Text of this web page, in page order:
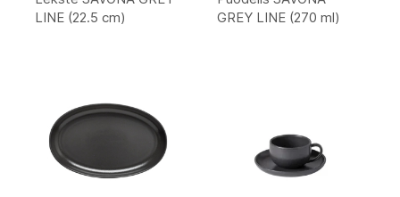
LINE (22.5 cm)
GREY LINE (270 ml)